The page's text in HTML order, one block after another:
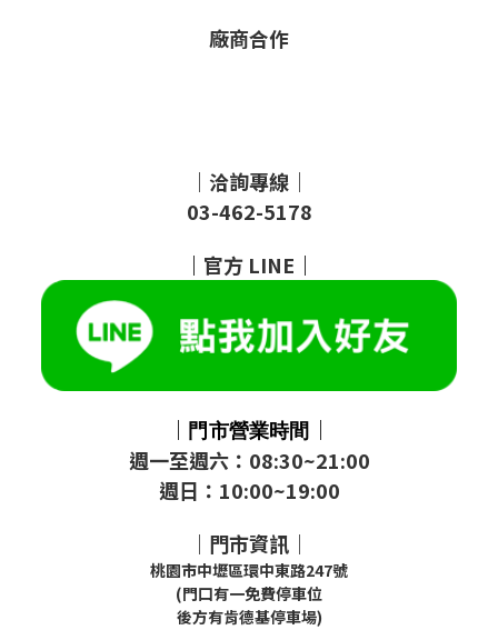
廠商合作
｜洽詢專線｜
03-462-5178
｜ 官方 LINE ｜
｜ 門市營業時間 ｜
週一至週六：08:30~21:00
週日：10:00~19:00
｜門市資訊｜
桃園市中壢區環中東路247號
(門口有一免費停車位
後方有肯德基停車場)